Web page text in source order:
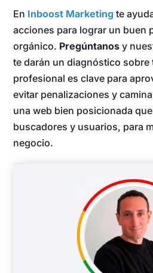
En Inboost Marketingte
acciones para lograr un buen
orgánico. Pregúntanos y
te darán un diagnóstico sobre
profesional es clave para
evitar penalizaciones y
una web bien posicionada
buscadores y usuarios, para
negocio.